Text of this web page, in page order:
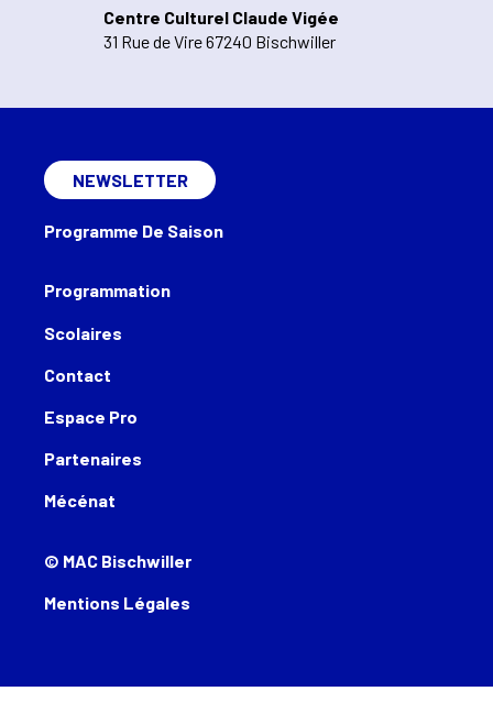
Centre Culturel Claude Vigée
31 Rue de Vire 67240 Bischwiller
Programmation
Scolaires
Contact
Espace Pro
Partenaires
Mécénat
NEWSLETTER
Programme De Saison
© MAC Bischwiller
Mentions Légales